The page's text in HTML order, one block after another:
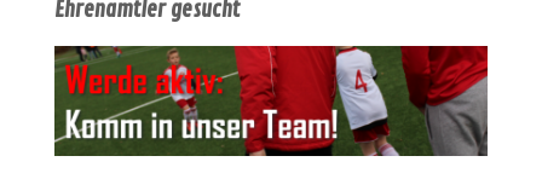
Ehrenamtler gesucht